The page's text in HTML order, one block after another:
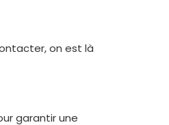
on est là
garantir une